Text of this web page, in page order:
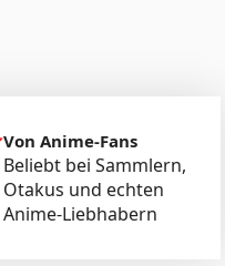
Von Anime-Fans
Beliebt bei Sammlern,
Otakus und echten
Anime-Liebhabern